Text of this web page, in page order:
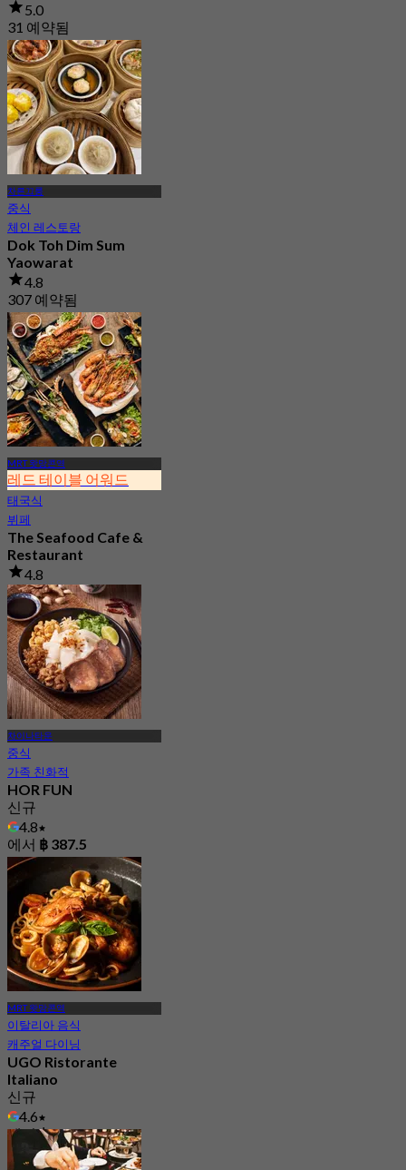
5.0
31 예약됨
에서฿ 275
차른끄룽
중식
체인 레스토랑
Dok Toh Dim Sum
Yaowarat
4.8
307 예약됨
에서฿ 255
MRT 왓망콘역
레드 테이블 어워드
태국식
뷔페
The Seafood Cafe &
Restaurant
4.8
30.2K 예약됨
에서฿ 645
차이나타운
중식
가족 친화적
HOR FUN
신규
4.8
에서 ฿ 387.5
MRT 왓망콘역
이탈리아 음식
캐주얼 다이닝
UGO Ristorante
Italiano
신규
4.6
에서฿ 522.5